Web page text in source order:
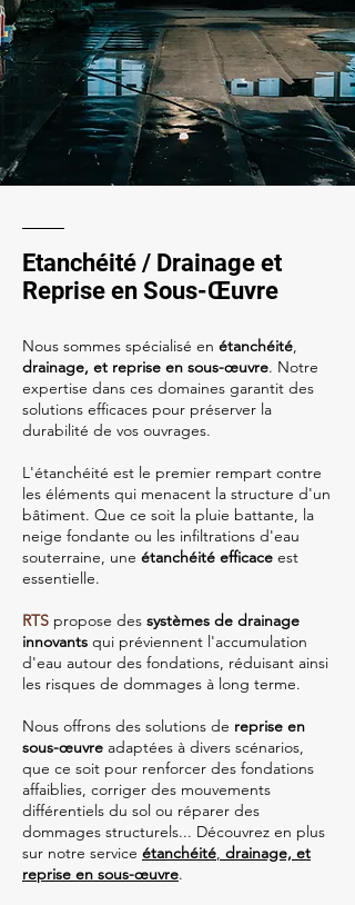
Etanchéité / Drainage et
Reprise en Sous-Œuvre
Nous sommes spécialisé en étanchéité,
drainage, et reprise en sous-œuvre. Notre
expertise dans ces domaines garantit des
solutions efficaces pour préserver la
durabilité de vos ouvrages.
L'étanchéité est le premier rempart contre
les éléments qui menacent la structure d'un
bâtiment. Que ce soit la pluie battante, la
neige fondante ou les infiltrations d'eau
souterraine, une étanchéité efficace est
essentielle.
RTS propose des systèmes de drainage
innovants qui préviennent l'accumulation
d'eau autour des fondations, réduisant ainsi
les risques de dommages à long terme.
Nous offrons des solutions de reprise en
sous-œuvre adaptées à divers scénarios,
que ce soit pour renforcer des fondations
affaiblies, corriger des mouvements
différentiels du sol ou réparer des
dommages structurels... Découvrez en plus
sur notre service étanchéité, drainage, et
reprise en sous-œuvre.